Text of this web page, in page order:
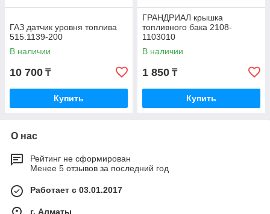
ГАЗ датчик уровня топлива
515.1139-200
В наличии
10 700 ₸
Купить
ГРАНДРИАЛ крышка
топливного бака 2108-
1103010
В наличии
1 850 ₸
Купить
О нас
Рейтинг не сформирован
Менее 5 отзывов за последний год
Работает с 03.01.2017
г. Алматы